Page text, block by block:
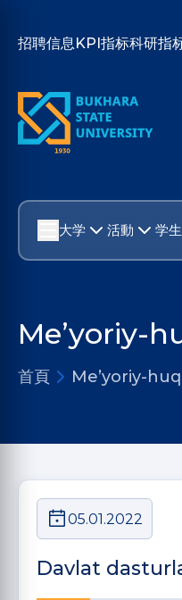
招聘信息KPI指标科研指
大学 活動 学生
Me’yoriy-
首頁 Me’yoriy-
05.01.2022
Davlat